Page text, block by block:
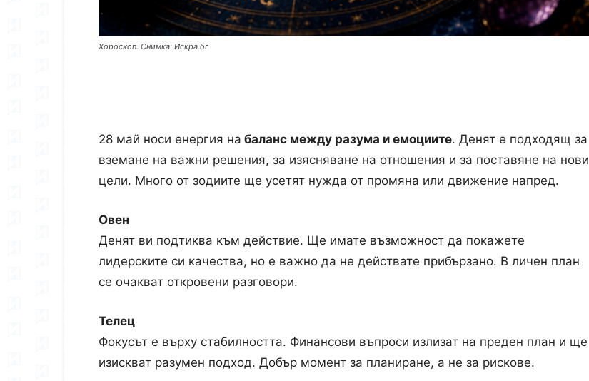
Хороскоп. Снимка: Искра.бг
28 май носи енергия на баланс между разума и емоциите. Денят е подходящ за
вземане на важни решения, за изясняване на отношения и за поставяне на нови
цели. Много от зодиите ще усетят нужда от промяна или движение напред.
Овен
Денят ви подтиква към действие. Ще имате възможност да покажете
лидерските си качества, но е важно да не действате прибързано. В личен план
се очакват откровени разговори.
Телец
Фокусът е върху стабилността. Финансови въпроси излизат на преден план и ще
изискват разумен подход. Добър момент за планиране, а не за рискове.